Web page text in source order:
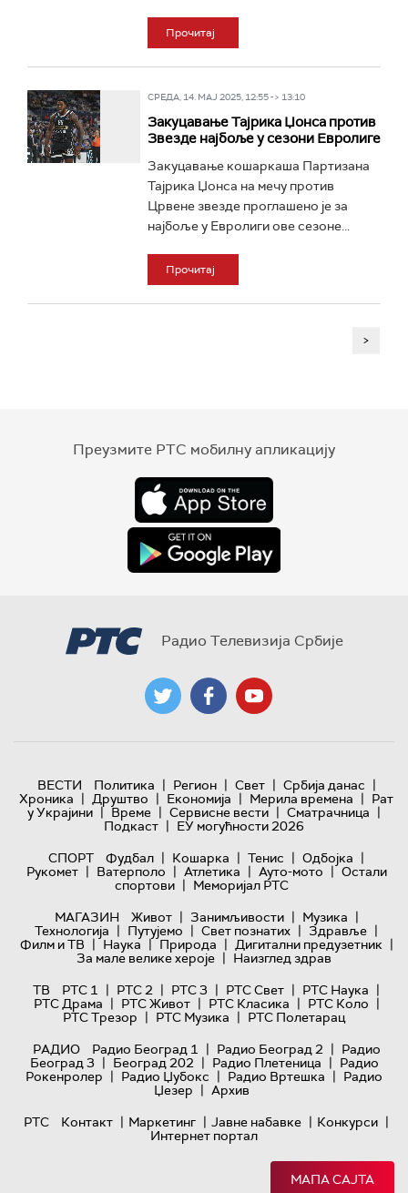
Прочитај
СРЕДА, 14. МАЈ 2025, 12:55 -> 13:10
Закуцавање Тајрика Џонса против
Звезде најбоље у сезони Евролиге
Закуцавање кошаркаша Партизана
Тајрика Џонса на мечу против
Црвене звезде проглашено је за
најбоље у Евролиги ове сезоне...
Прочитај
>
Преузмите РТС мобилну апликацију
Радио Телевизија Србије
ВЕСТИ Политика | Регион | Свет | Србија данас |
Хроника | Друштво | Економија | Мерила времена | Рат
у Украјини | Време | Сервисне вести | Сматрачница |
Подкаст | ЕУ могућности 2026
СПОРТ
Фудбал | Кошарка | Тенис | Одбојка |
Рукомет | Ватерполо | Атлетика | Ауто-мото | Остали
спортови | Меморијал РТС
МАГАЗИН
Живот | Занимљивости | Музика |
Технологијa | Путујемо | Свет познатих | Здравље |
Филм и ТВ | Наука | Природа | Дигитални предузетник |
За мале велике хероје | Наизглед здрав
ТВ
РТС 1 | РТС 2 | РТС 3 | РТС Свет | РТС Наука |
РТС Драма | РТС Живот | РТС Класика | РТС Коло |
РТС Трезор | РТС Музика | РТС Полетарац
РАДИО
Радио Београд 1 | Радио Београд 2 | Радио
Београд 3 | Београд 202 | Радио Плетеница | Радио
Рокенролер | Радио Џубокс | Радио Вртешка | Радио
Џезер | Архив
РТС
Контакт | Маркетинг | Јавне набавке | Конкурси |
Интернет портал
МАПА САЈТА